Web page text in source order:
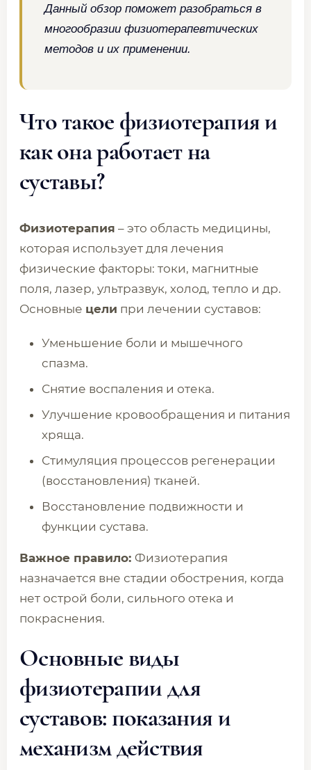
Данный обзор поможет разобраться в
многообразии физиотерапевтических
методов и их применении.
Что такое физиотерапия и
как она работает на
суставы?
Физиотерапия – это область медицины,
которая использует для лечения
физические факторы: токи, магнитные
поля, лазер, ультразвук, холод, тепло и др.
Основные цели при лечении суставов:
Уменьшение боли и мышечного
спазма.
Снятие воспаления и отека.
Улучшение кровообращения и питания
хряща.
Стимуляция процессов регенерации
(восстановления) тканей.
Восстановление подвижности и
функции сустава.
Важное правило: Физиотерапия
назначается вне стадии обострения, когда
нет острой боли, сильного отека и
покраснения.
Основные виды
физиотерапии для
суставов: показания и
механизм действия